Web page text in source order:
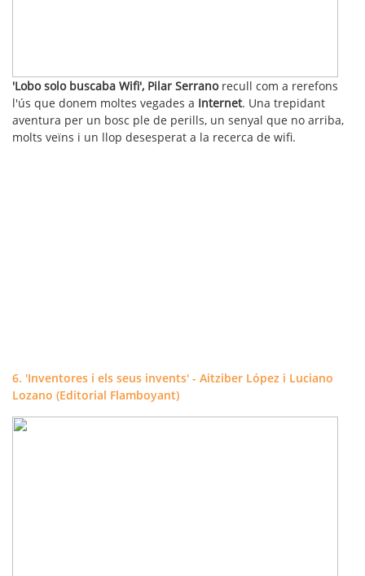
'Lobo solo buscaba Wifi', Pilar Serrano recull com a rerefons
l'ús que donem moltes vegades a Internet. Una trepidant
aventura per un bosc ple de perills, un senyal que no arriba,
molts veïns i un llop desesperat a la recerca de wifi.
6. 'Inventores i els seus invents' - Aitziber López i Luciano
Lozano (Editorial Flamboyant)